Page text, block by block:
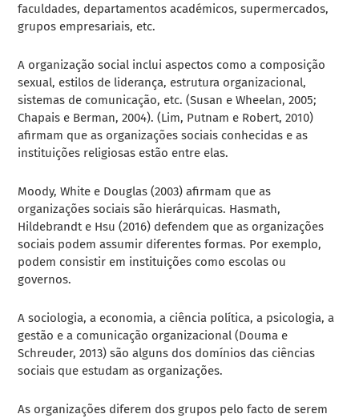
faculdades, departamentos académicos, supermercados,
grupos empresariais, etc.
A organização social inclui aspectos como a composição
sexual, estilos de liderança, estrutura organizacional,
sistemas de comunicação, etc. (Susan e Wheelan, 2005;
Chapais e Berman, 2004). (Lim, Putnam e Robert, 2010)
afirmam que as organizações sociais conhecidas e as
instituições religiosas estão entre elas.
Moody, White e Douglas (2003) afirmam que as
organizações sociais são hierárquicas. Hasmath,
Hildebrandt e Hsu (2016) defendem que as organizações
sociais podem assumir diferentes formas. Por exemplo,
podem consistir em instituições como escolas ou
governos.
A sociologia, a economia, a ciência política, a psicologia, a
gestão e a comunicação organizacional (Douma e
Schreuder, 2013) são alguns dos domínios das ciências
sociais que estudam as organizações.
As organizações diferem dos grupos pelo facto de serem